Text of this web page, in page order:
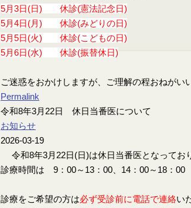
5月3日(日) 休診(憲法記念日)
5月4日(月) 休診(みどりの日)
5月5日(火) 休診(こどもの日)
5月6日(水) 休診(振替休日)
ご迷惑をおかけしますが、ご理解の程おねがい
Permalink
令和8年3月22日 休日当番医について
お知らせ
2026-03-19
令和8年3月22日(日)は休日当番医となってお
診療時間は 9：00～13：00、14：00～18：
診療をご希望の方は必ず受診前に電話で連絡い